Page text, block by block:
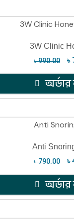
3W Clinic
৳990.00 ৳
Anti
৳790.00 ৳